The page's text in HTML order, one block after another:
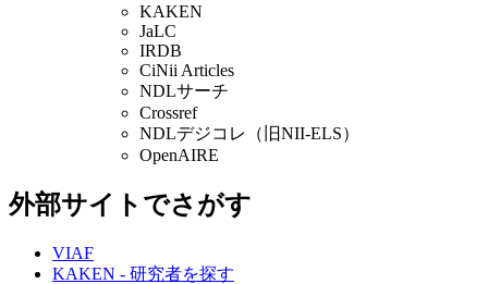
KAKEN
JaLC
IRDB
CiNii Articles
NDLサーチ
Crossref
NDLデジコレ（旧NII-ELS）
OpenAIRE
外部サイトでさがす
VIAF
KAKEN - 研究者を探す